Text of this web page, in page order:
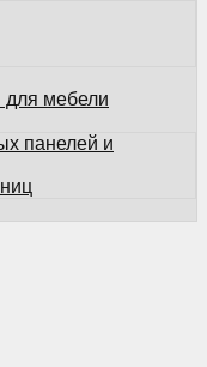
мебели
панелей и